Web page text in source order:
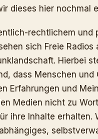
dieses hier nochmal
rechtlichem und
sich Freie Radios
Hierbei
dass Menschen und
Erfahrungen und
Medien nicht zu
ihre Inhalte erhalten.